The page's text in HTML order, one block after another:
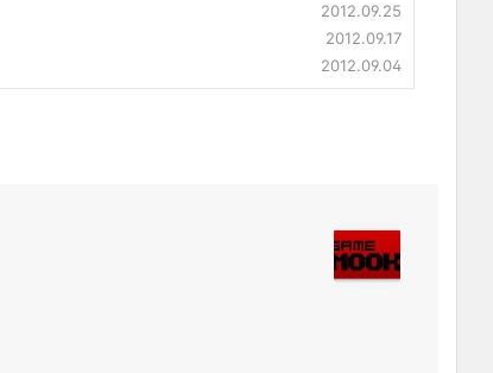
2012.09.25
2012.09.17
2012.09.04